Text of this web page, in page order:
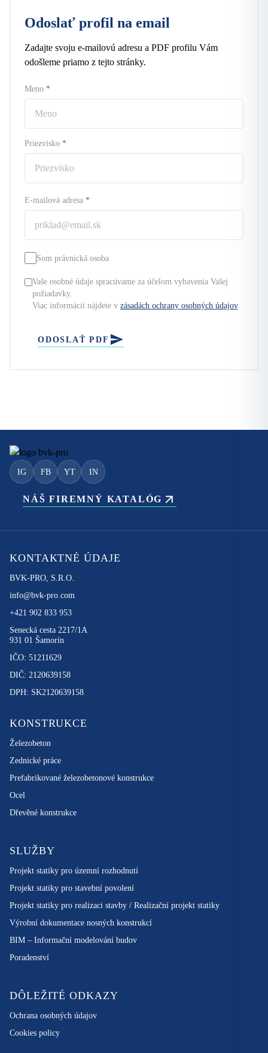
Odoslať profil na email
Zadajte svoju e-mailovú adresu a PDF profilu Vám
odošleme priamo z tejto stránky.
Meno *
Priezvisko *
E-mailová adresa *
Som právnická osoba
Vaše osobné údaje spracúvame za účelom vybavenia Vašej
požiadavky.
Viac informácií nájdete v zásadách ochrany osobných údajov.
ODOSLAŤ PDF
IG FB YT IN
NÁŠ FIREMNÝ KATALÓG
KONTAKTNÉ ÚDAJE
BVK-PRO, S.R.O.
info@bvk-pro.com
+421 902 833 953
Senecká cesta 2217/1A
931 01 Šamorín
IČO: 51211629
DIČ: 2120639158
DPH: SK2120639158
KONSTRUKCE
Železobeton
Zednické práce
Prefabrikované železobetonové konstrukce
Ocel
Dřevěné konstrukce
SLUŽBY
Projekt statiky pro územní rozhodnutí
Projekt statiky pro stavební povolení
Projekt statiky pro realizaci stavby / Realizační projekt statiky
Výrobní dokumentace nosných konstrukcí
BIM – Informační modelování budov
Poradenství
DÔLEŽITÉ ODKAZY
Ochrana osobných údajov
Cookies policy